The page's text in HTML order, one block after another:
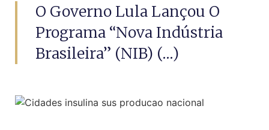
O Governo Lula Lançou O
Programa “Nova Indústria
Brasileira” (NIB) (...)